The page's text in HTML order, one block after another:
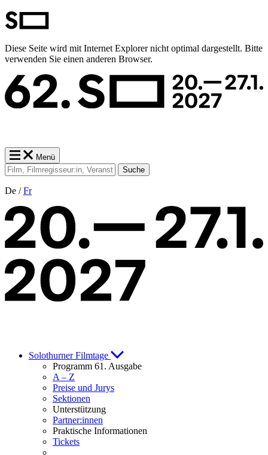
Diese Seite wird mit Internet Explorer nicht optimal dargestellt. Bitte
verwenden Sie einen anderen Browser.
Menü
Suche
De /Fr
Solothurner Filmtage
Programm 61. Ausgabe
A – Z
Preise und Jurys
Sektionen
Unterstützung
Partner:innen
Praktische Informationen
Tickets